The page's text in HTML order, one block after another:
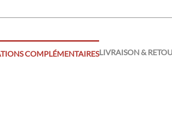
COMPLÉMENTAIRESLIVRAISON &